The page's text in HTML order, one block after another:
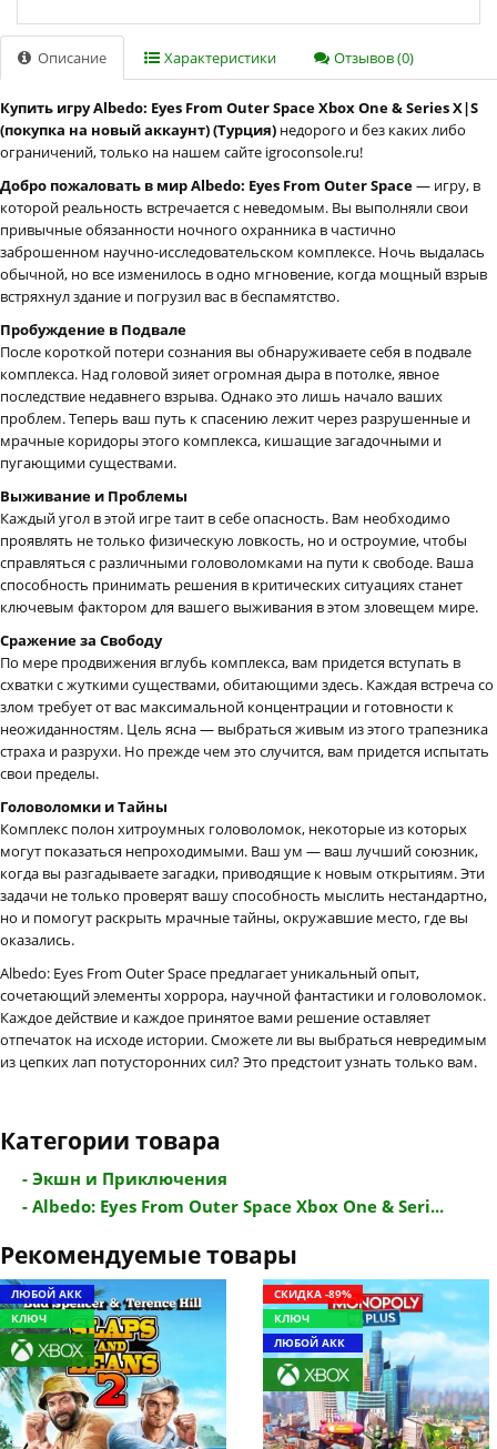
Описание Характеристики Отзывов (0)
Купить игру Albedo: Eyes From Outer Space Xbox One & Series X|S
(покупка на новый аккаунт) (Турция) недорого и без каких либо
ограничений, только на нашем сайте igroconsole.ru!
Добро пожаловать в мир Albedo: Eyes From Outer Space— игру, в
которой реальность встречается с неведомым. Вы выполняли свои
привычные обязанности ночного охранника в частично
заброшенном научно-исследовательском комплексе. Ночь выдалась
обычной, но все изменилось в одно мгновение, когда мощный взрыв
встряхнул здание и погрузил вас в беспамятство.
Пробуждение в Подвале
После короткой потери сознания вы обнаруживаете себя в подвале
комплекса. Над головой зияет огромная дыра в потолке, явное
последствие недавнего взрыва. Однако это лишь начало ваших
проблем. Теперь ваш путь к спасению лежит через разрушенные и
мрачные коридоры этого комплекса, кишащие загадочными и
пугающими существами.
Выживание и Проблемы
Каждый угол в этой игре таит в себе опасность. Вам необходимо
проявлять не только физическую ловкость, но и остроумие, чтобы
справляться с различными головоломками на пути к свободе. Ваша
способность принимать решения в критических ситуациях станет
ключевым фактором для вашего выживания в этом зловещем мире.
Сражение за Свободу
По мере продвижения вглубь комплекса, вам придется вступать в
схватки с жуткими существами, обитающими здесь. Каждая встреча со
злом требует от вас максимальной концентрации и готовности к
неожиданностям. Цель ясна — выбраться живым из этого трапезника
страха и разрухи. Но прежде чем это случится, вам придется испытать
свои пределы.
Головоломки и Тайны
Комплекс полон хитроумных головоломок, некоторые из которых
могут показаться непроходимыми. Ваш ум — ваш лучший союзник,
когда вы разгадываете загадки, приводящие к новым открытиям. Эти
задачи не только проверят вашу способность мыслить нестандартно,
но и помогут раскрыть мрачные тайны, окружавшие место, где вы
оказались.
Albedo: Eyes From Outer Space предлагает уникальный опыт,
сочетающий элементы хоррора, научной фантастики и головоломок.
Каждое действие и каждое принятое вами решение оставляет
отпечаток на исходе истории. Сможете ли вы выбраться невредимым
из цепких лап потусторонних сил? Это предстоит узнать только вам.
Категории товара
- Экшн и Приключения
- Albedo: Eyes From Outer Space Xbox One & Seri...
Рекомендуемые товары
ЛЮБОЙ АКК
КЛЮЧ
СКИДКА -89%
КЛЮЧ
ЛЮБОЙ АКК